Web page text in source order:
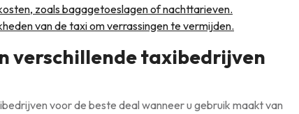
zoals bagagetoeslagen of nachttarieven.
van de taxi om verrassingen te vermijden.
verschillende taxibedrijven
voor de beste deal wanneer u gebruik maakt van